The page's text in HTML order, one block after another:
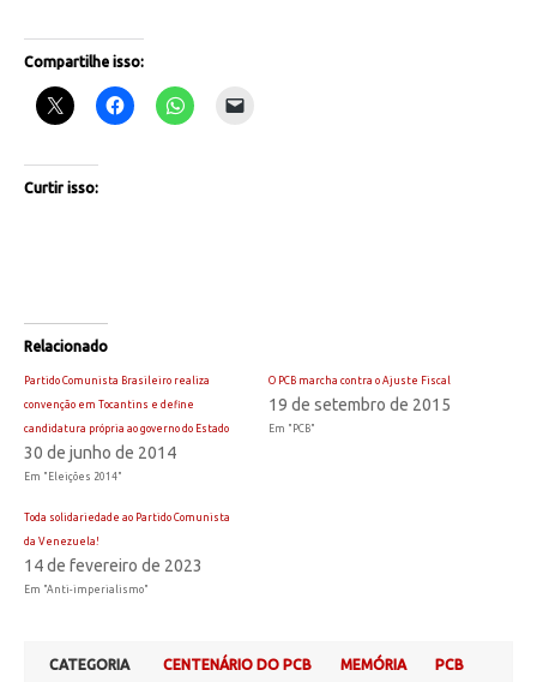
Compartilhe isso:
Curtir isso:
Relacionado
Partido Comunista Brasileiro realiza
convenção em Tocantins e define
candidatura própria ao governo do Estado
30 de junho de 2014
Em "Eleições 2014"
O PCB marcha contra o Ajuste Fiscal
19 de setembro de 2015
Em "PCB"
Toda solidariedade ao Partido Comunista
da Venezuela!
14 de fevereiro de 2023
Em "Anti-imperialismo"
CATEGORIA CENTENÁRIO DO PCB MEMÓRIA
PCB